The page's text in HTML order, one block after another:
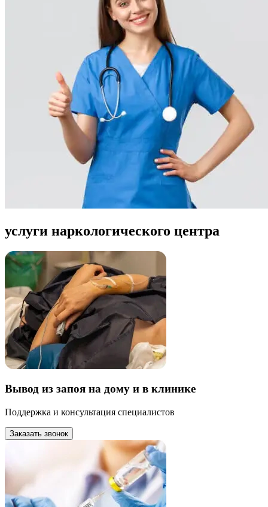
услуги наркологического центра
Вывод из запоя на дому и в клинике
Поддержка и консультация специалистов
Заказать звонок